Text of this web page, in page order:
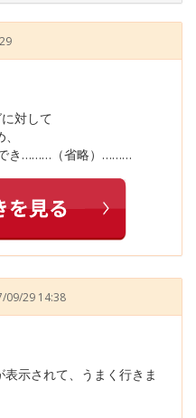
対して
でき………（省略）………
09/29 14:38
示されて、うまく行きま